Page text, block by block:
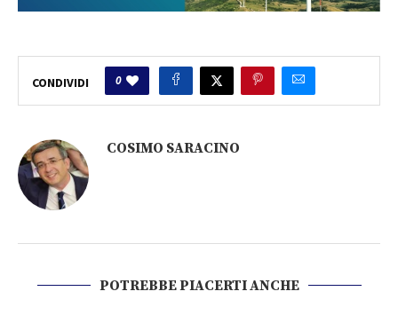
CONDIVIDI 0
COSIMO SARACINO
POTREBBE PIACERTI ANCHE